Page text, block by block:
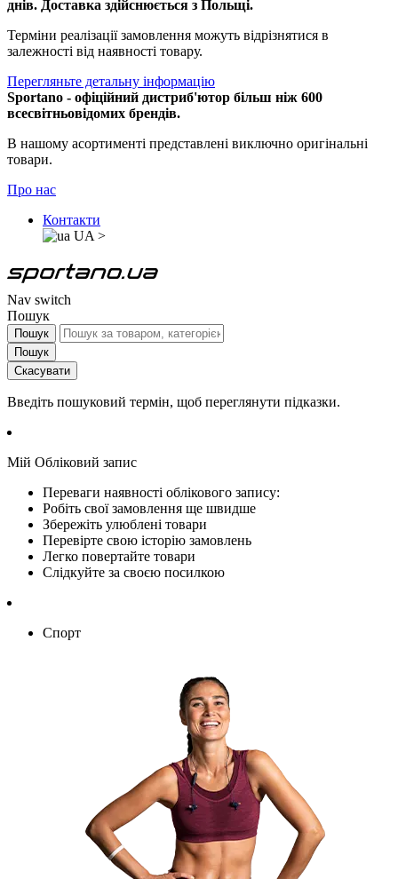
днів. Доставка здійснюється з Польщі.
Терміни реалізації замовлення можуть відрізнятися в
залежності від наявності товару.
Перегляньте детальну інформацію
Sportano - офіційний дистриб'ютор більш ніж 600
всесвітньовідомих брендів.
В нашому асортименті представлені виключно оригінальні
товари.
Про нас
Контакти
UA >
Nav switch
Пошук
Пошук
Пошук
Скасувати
Введіть пошуковий термін, щоб переглянути підказки.
Мій Обліковий запис
Переваги наявності облікового запису:
Робіть свої замовлення ще швидше
Збережіть улюблені товари
Перевірте свою історію замовлень
Легко повертайте товари
Слідкуйте за своєю посилкою
Спорт